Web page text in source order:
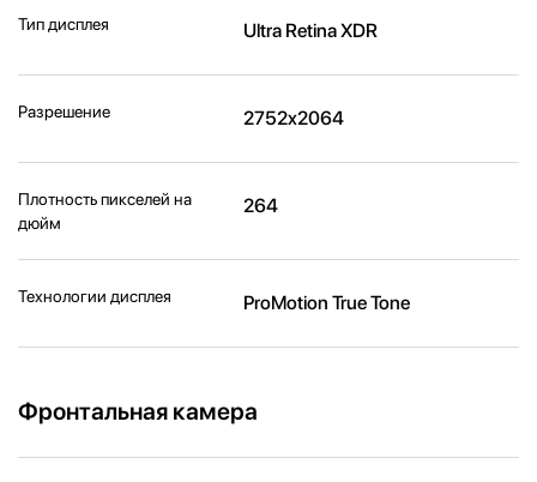
Тип дисплея Ultra Retina XDR
Разрешение 2752x2064
Плотность пикселей на
дюйм
264
Технологии дисплея ProMotion True Tone
Фронтальная камера